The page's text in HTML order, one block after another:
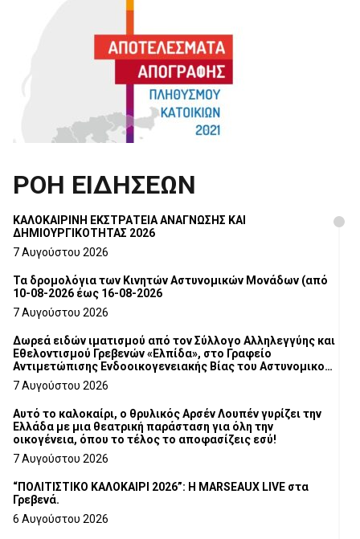
ΡΟΗ ΕΙΔΗΣΕΩΝ
ΚΑΛΟΚΑΙΡΙΝΗ ΕΚΣΤΡΑΤΕΙΑ ΑΝΑΓΝΩΣΗΣ ΚΑΙ
ΔΗΜΙΟΥΡΓΙΚΟΤΗΤΑΣ 2026
7 Αυγούστου 2026
Τα δρομολόγια των Κινητών Αστυνομικών Μονάδων (από
10-08-2026 έως 16-08-2026
7 Αυγούστου 2026
Δωρεά ειδών ιματισμού από τον Σύλλογο Αλληλεγγύης και
Εθελοντισμού Γρεβενών «Ελπίδα», στο Γραφείο
Αντιμετώπισης Ενδοοικογενειακής Βίας του Αστυνομικού
Τμήματος Γρεβενών
7 Αυγούστου 2026
Αυτό το καλοκαίρι, ο θρυλικός Αρσέν Λουπέν γυρίζει την
Ελλάδα με μια θεατρική παράσταση για όλη την
οικογένεια, όπου το τέλος το αποφασίζεις εσύ!
7 Αυγούστου 2026
“ΠΟΛΙΤΙΣΤΙΚΟ ΚΑΛΟΚΑΙΡΙ 2026”: Η MARSEAUX LIVE στα
Γρεβενά.
6 Αυγούστου 2026